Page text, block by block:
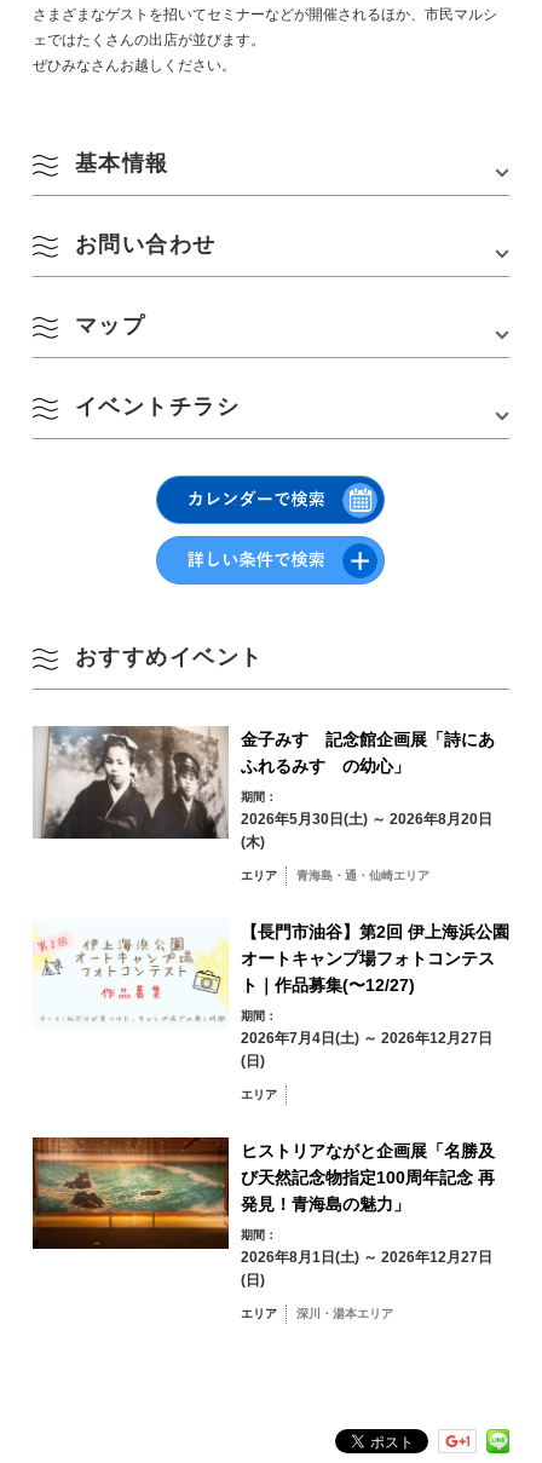
さまざまなゲストを招いてセミナーなどが開催されるほか、市民マルシ
ェではたくさんの出店が並びます。
ぜひみなさんお越しください。
基本情報
会場
長門市市民活動支援センター(旧長門市物産観光セ
お問い合わせ
長門市市民活動支援センター準備室
マップ
イベントチラシ
▽クリックorタップでご覧いただけます
8月
10 11 12 13 14 15
17 18 19 20 21 22 23
31
« 7月
季節から検索
夏
秋
エリアから検索 by Area
油谷・日置エリア
崎エリア
俵山エリア
深川・湯本エリア
三隅エリア
おすすめイベント
金子みすゞ記念館企画展「詩にあ
ふれるみすゞの幼心」
期間：
2026年5月30日(土) ～ 2026年8月20日
(木)
エリア 青海島・通・仙崎エリア
【長門市油谷】第2回 伊上海浜公園
オートキャンプ場フォトコンテス
ト｜作品募集(〜12/27)
期間：
2026年7月4日(土) ～ 2026年12月27日
(日)
エリア
ヒストリアながと企画展「名勝及
び天然記念物指定100周年記念 再
発見！青海島の魅力」
期間：
2026年8月1日(土) ～ 2026年12月27日
(日)
エリア 深川・湯本エリア